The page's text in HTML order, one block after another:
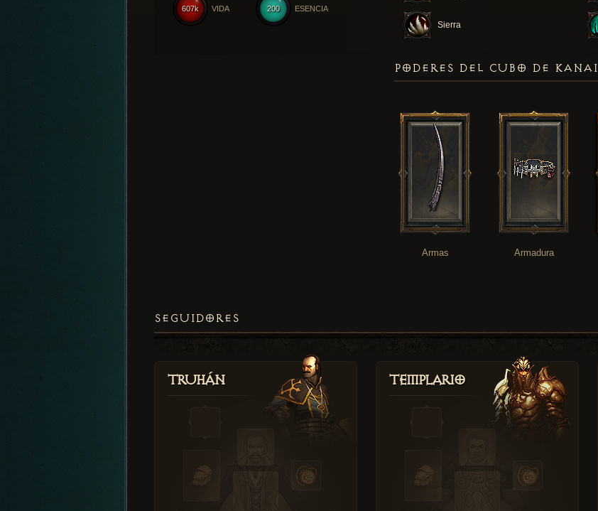
Sierra
200 ESENCIA
607k VIDA
PODERES DEL CUBO DE KANAI
Armas Armadura
SEGUIDORES
Truhán Templario